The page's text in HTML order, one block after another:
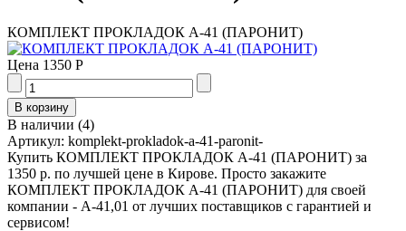
КОМПЛЕКТ ПРОКЛАДОК А-41 (ПАРОНИТ)
Цена 1350 Р
В наличии (4)
Артикул: komplekt-prokladok-a-41-paronit-
Купить КОМПЛЕКТ ПРОКЛАДОК А-41 (ПАРОНИТ) за
1350 р. по лучшей цене в Кирове. Просто закажите
КОМПЛЕКТ ПРОКЛАДОК А-41 (ПАРОНИТ) для своей
компании - А-41,01 от лучших поставщиков с гарантией и
сервисом!